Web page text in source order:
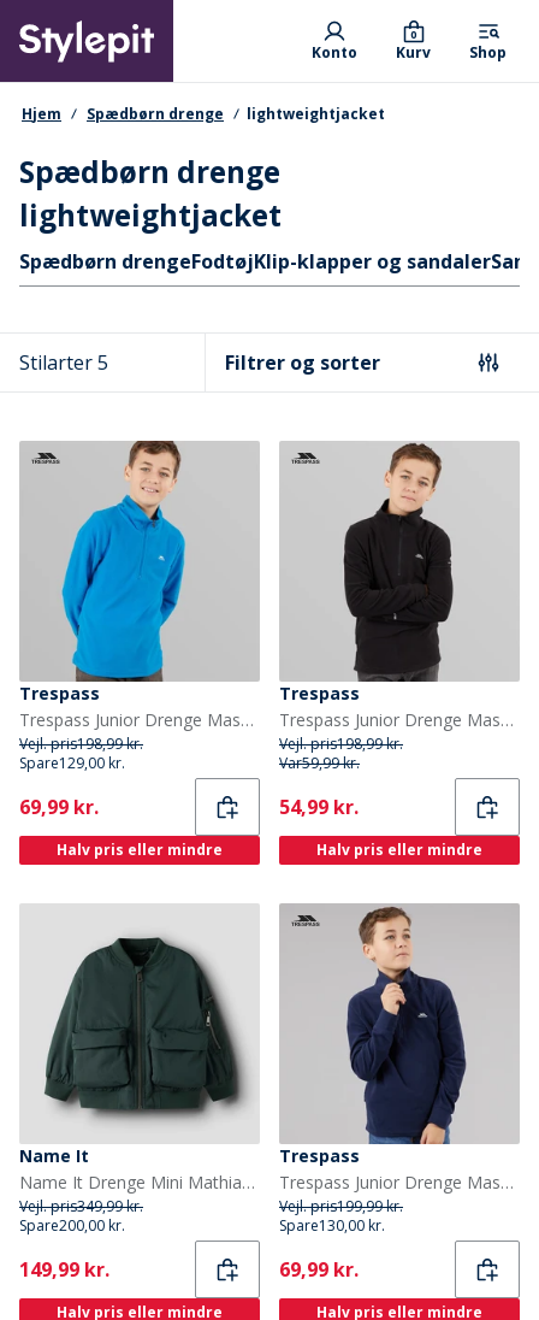
main
content
Primary departments
Konto Kurv
0
Shop
navigationssti
Hjem Spædbørn drenge lightweightjacket
Spædbørn drenge
lightweightjacket
Hurtige links
Spædbørn drengeFodtøjKlip-klapper og sandaler
Stilarter 5 Filtrer og sorter
Trespass
Trespass Junior Drenge Masonville 1/2 Lynlås Mikro Fleece Kobolt
Vejl. pris198,99 kr.
Spare129,00 kr.
Current
69,99 kr.
Halv pris eller mindre
Trespass
Trespass Junior Drenge Masonville 1/2 Lynlås Mikro Fleece Sort
Vejl. pris198,99 kr.
Var59,99 kr.
Current
54,99 kr.
Halv pris eller mindre
Name It
Name It Drenge Mini Mathias Bomber Jakke Green Gables
Vejl. pris349,99 kr.
Spare200,00 kr.
Current
149,99 kr.
Halv pris eller mindre
Trespass
Trespass Junior Drenge Masonville 1/2 Lynlås Mikro Fleece Blå
Vejl. pris199,99 kr.
Spare130,00 kr.
Current
69,99 kr.
Halv pris eller mindre